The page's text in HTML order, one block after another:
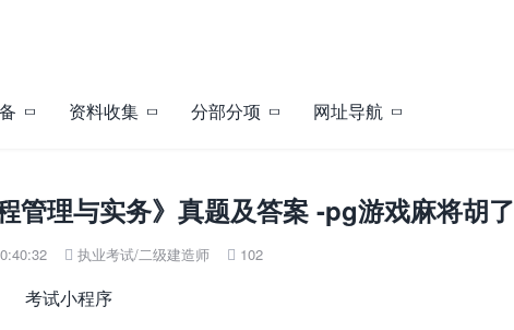
资料收集 分部分项 网址导航
管理与实务》真题及答案 -pg游戏麻将胡了
 执业考试/二级建造师  102
考试小程序